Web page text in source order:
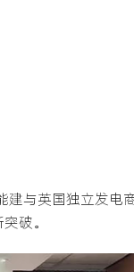
建与英国独立发电
破。